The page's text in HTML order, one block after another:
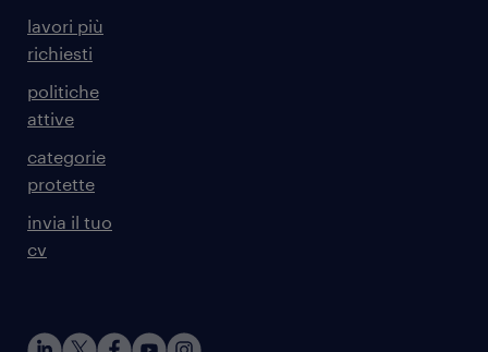
lavori più
richiesti
politiche
attive
categorie
protette
invia il tuo
cv